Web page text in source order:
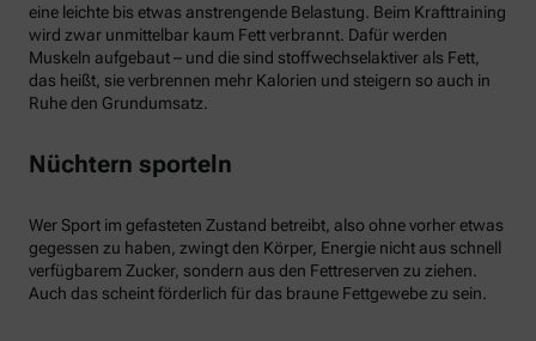
eine leichte bis etwas anstrengende Belastung. Beim Krafttraining
wird zwar unmittelbar kaum Fett verbrannt. Dafür werden
Muskeln aufgebaut – und die sind stoffwechselaktiver als Fett,
das heißt, sie verbrennen mehr Kalorien und steigern so auch in
Ruhe den Grundumsatz.
Nüchtern sporteln
Wer Sport im gefasteten Zustand betreibt, also ohne vorher etwas
gegessen zu haben, zwingt den Körper, Energie nicht aus schnell
verfügbarem Zucker, sondern aus den Fettreserven zu ziehen.
Auch das scheint förderlich für das braune Fettgewebe zu sein.